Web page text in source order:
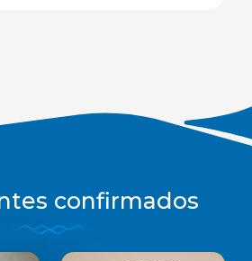
confirmados